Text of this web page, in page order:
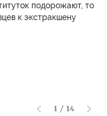
подорожают, то
к экстракшену
1 / 14